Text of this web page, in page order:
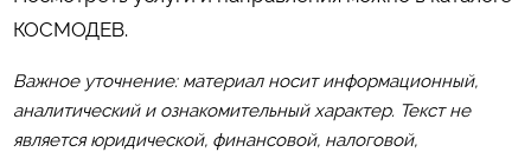
КОСМОДЕВ.
Важное уточнение: материал носит информационный,
аналитический и ознакомительный характер. Текст не
является юридической, финансовой, налоговой,